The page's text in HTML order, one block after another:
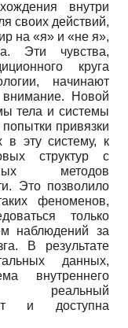
внутри
своих действий,
на «я» и «не я»,
Эти чувства,
круга
начинают
Новой
тела и системы
привязки
в эту систему, к
структур с
методов
Это позволило
феноменов,
только
наблюдений за
В результате
данных,
внутреннего
реальный
и доступна